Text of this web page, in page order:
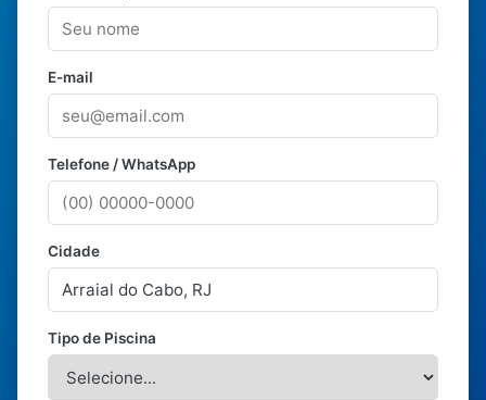
E-mail
Telefone / WhatsApp
Cidade
Tipo de Piscina